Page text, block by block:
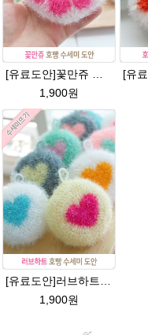
1,900원
1,900원